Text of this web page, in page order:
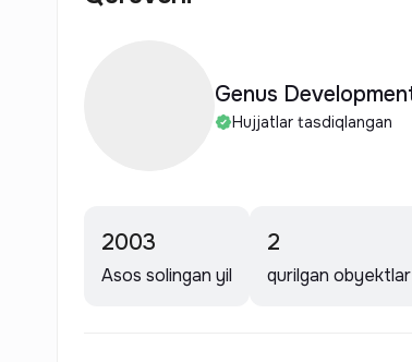
Genus
Hujjatlar tasdiqlangan
2003
Asos solingan yil
2
qurilgan obyektlar